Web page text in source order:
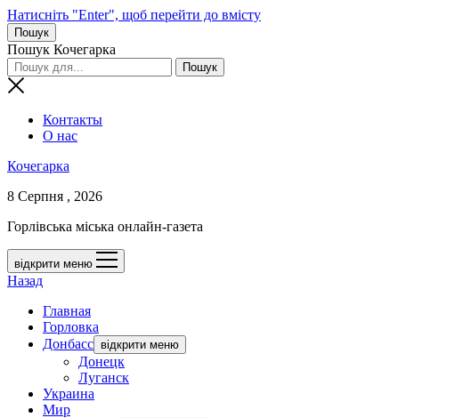
Натисніть "Enter", щоб перейти до вмісту
Пошук
Пошук Кочегарка
Контакты
О нас
Кочегарка
8 Серпня , 2026
Горлівська міська онлайн-газета
відкрити меню
Назад
Главная
Горловка
Донбасс відкрити меню
Донецк
Луганск
Украина
Мир